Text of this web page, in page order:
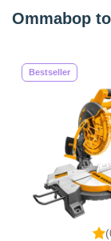
Ommabop
Bestseller